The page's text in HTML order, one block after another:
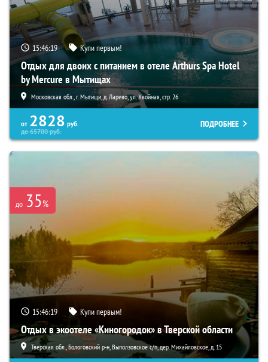
15:46:17 Купи первым!
Отдых для двоих с питанием в отеле Arthurs Spa Hotel
by Mercure в Мытищах
Московская обл., г. Мытищи, д. Ларево, ул. Хвойная, стр. 26
от 2828 руб.
до65700руб.
ПОДРОБНЕЕ
до 35%
15:46:17 Купи первым!
Отдых в экоотеле «Киногородок» в Тверской области
Тверская обл., Бологовский р-н, Выползовское с/п, дер. Михайловское, д. 15